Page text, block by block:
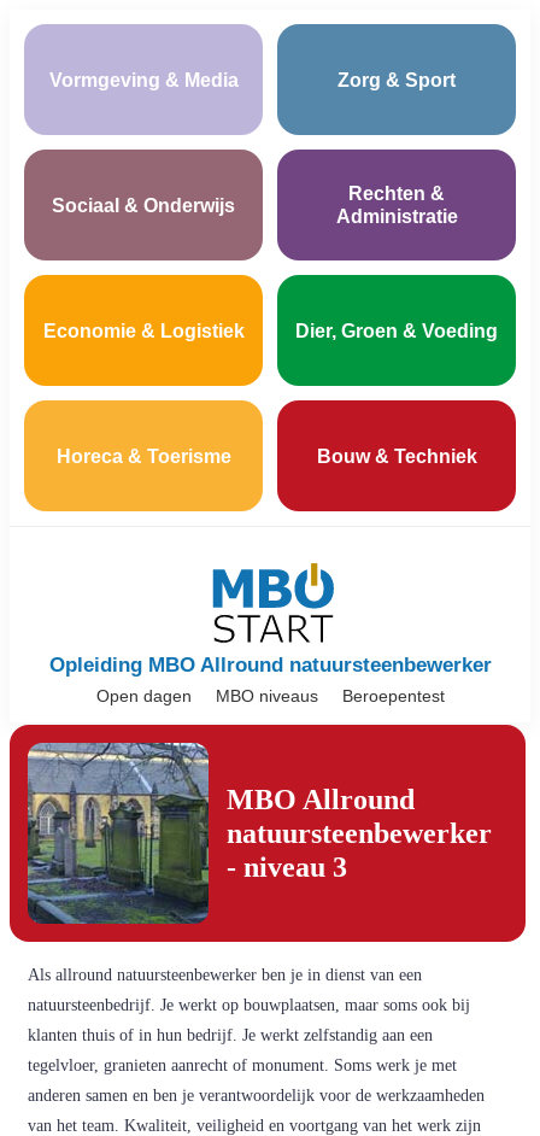
Vormgeving & Media Zorg & Sport
Sociaal & Onderwijs
Rechten &
Administratie
Economie & Logistiek Dier, Groen & Voeding
Horeca & Toerisme Bouw & Techniek
Opleiding MBO Allround natuursteenbewerker
Open dagen MBO niveaus Beroepentest
MBO Allround
natuursteenbewerker
- niveau 3
Als allround natuursteenbewerker ben je in dienst van een
natuursteenbedrijf. Je werkt op bouwplaatsen, maar soms ook bij
klanten thuis of in hun bedrijf. Je werkt zelfstandig aan een
tegelvloer, granieten aanrecht of monument. Soms werk je met
anderen samen en ben je verantwoordelijk voor de werkzaamheden
van het team. Kwaliteit, veiligheid en voortgang van het werk zijn